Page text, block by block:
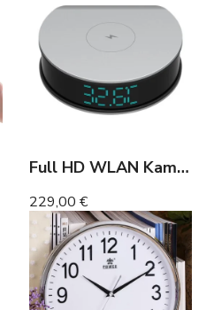
Full HD WLAN Kamera im Wecker mit Induktionsladefunktion
229,00 €